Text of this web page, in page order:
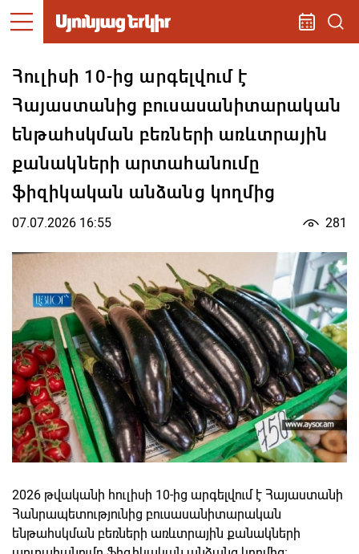
Հուլիսի 10-ից արգելվում է
Հայաստանից բուսասանիտարական
ենթահսկման բեռների առևտրային
քանակների արտահանումը
ֆիզիկական անձանց կողմից
07.07.2026 16:55 281
2026 թվականի հուլիսի 10-ից արգելվում է Հայաստանի
Հանրապետությունից բուսասանիտարական
ենթահսկման բեռների առևտրային քանակների